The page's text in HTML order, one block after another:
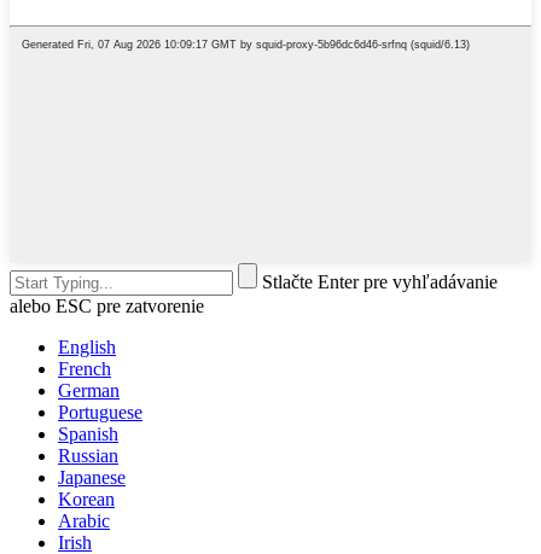
Stlačte Enter pre vyhľadávanie
alebo ESC pre zatvorenie
English
French
German
Portuguese
Spanish
Russian
Japanese
Korean
Arabic
Irish